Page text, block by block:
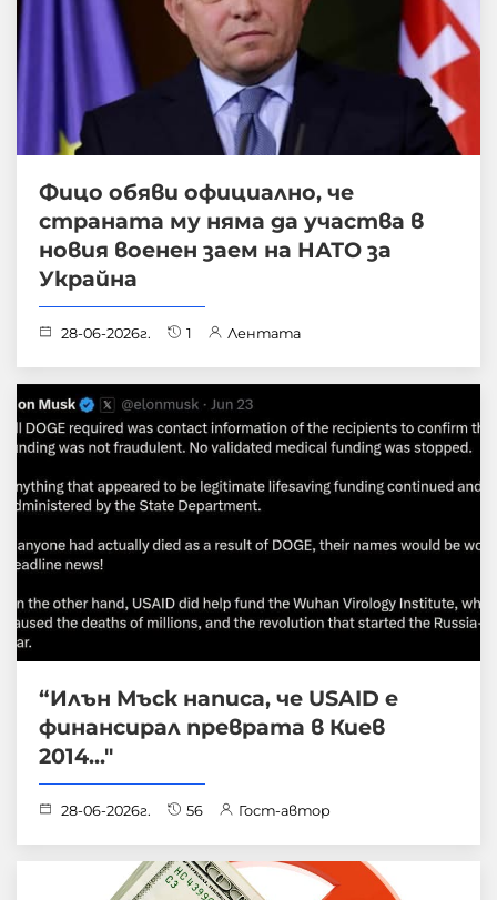
Фицо обяви официално, че
страната му няма да участва в
новия военен заем на НАТО за
Украйна
28-06-2026г. 1 Лентата
“Илън Мъск написа, че USAID е
финансирал преврата в Киев
2014..."
28-06-2026г. 56 Гост-автор